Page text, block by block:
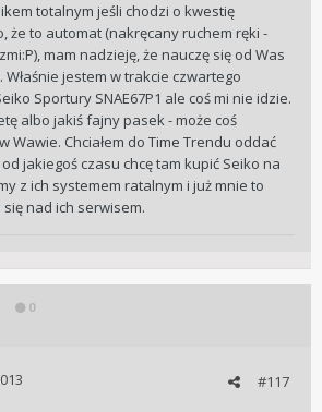
totalnym jeśli chodzi o kwestię
że to automat (nakręcany ruchem ręki -
mam nadzieję, że nauczę się od Was
jestem w trakcie czwartego
Sportury SNAE67P1 ale coś mi nie idzie.
albo jakiś fajny pasek - może coś
Wawie. Chciałem do Time Trendu oddać
jakiegoś czasu chcę tam kupić Seiko na
z ich systemem ratalnym i już mnie to
nad ich serwisem.
0
#117